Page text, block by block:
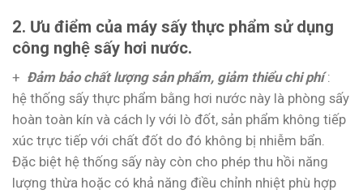
2. Ưu điểm của máy sấy thực phẩm sử dụng
công nghệ sấy hơi nước.
+ Đảm bảo chất lượng sản phẩm, giảm thiểu chi phí:
hệ thống sấy thực phẩm bằng hơi nước này là phòng sấy
hoàn toàn kín và cách ly với lò đốt, sản phẩm không tiếp
xúc trực tiếp với chất đốt do đó không bị nhiễm bẩn.
Đặc biệt hệ thống sấy này còn cho phép thu hồi năng
lượng thừa hoặc có khả năng điều chỉnh nhiệt phù hợp